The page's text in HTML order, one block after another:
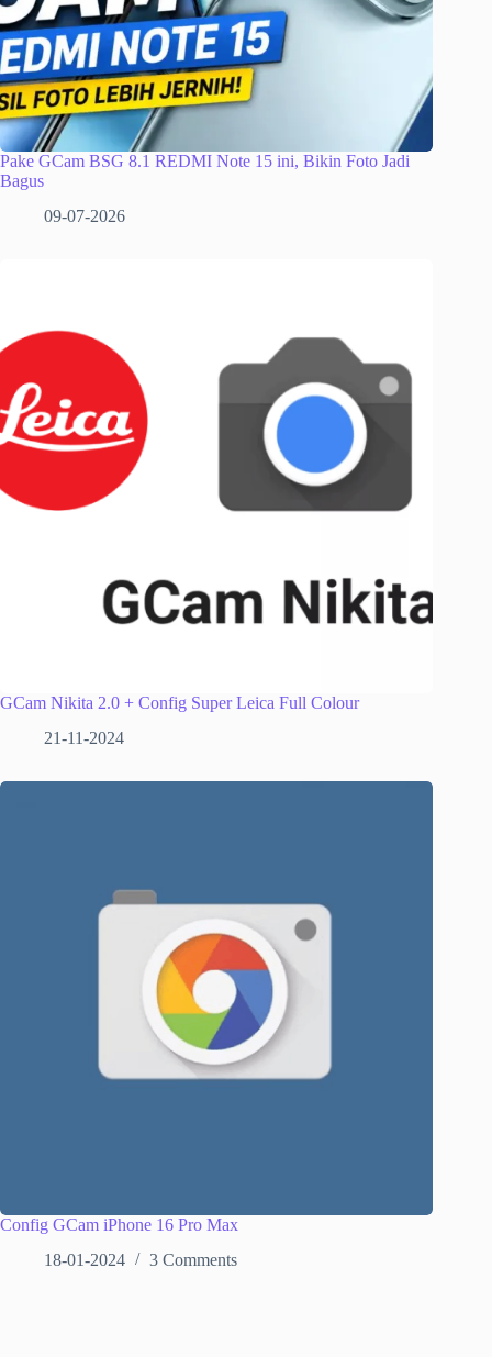
Pake GCam BSG 8.1 REDMI Note 15 ini, Bikin Foto Jadi
Bagus
09-07-2026
GCam Nikita 2.0 + Config Super Leica Full Colour
21-11-2024
Config GCam iPhone 16 Pro Max
18-01-2024
3 Comments